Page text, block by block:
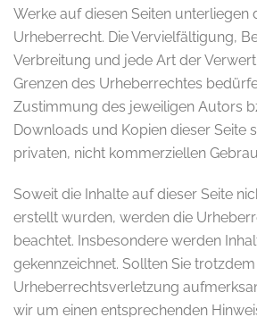
Werke auf diesen Seiten unterliegen
Urheberrecht. Die Vervielfältigung,
Verbreitung und jede Art der
Grenzen des Urheberrechtes
Zustimmung des jeweiligen Autors
Downloads und Kopien dieser Seite
privaten, nicht kommerziellen
Soweit die Inhalte auf dieser Seite
erstellt wurden, werden die
beachtet. Insbesondere werden
gekennzeichnet. Sollten Sie
Urheberrechtsverletzung
wir um einen entsprechenden